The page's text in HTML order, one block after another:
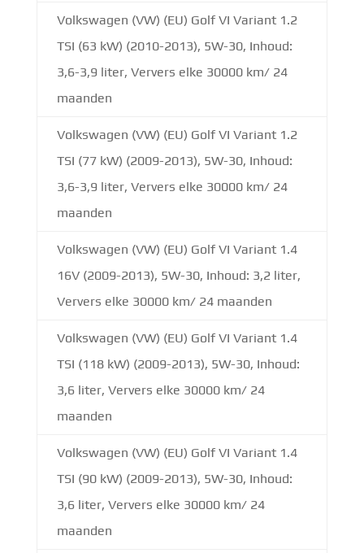
Volkswagen (VW) (EU) Golf VI Variant 1.2
TSI (63 kW) (2010-2013), 5W-30, Inhoud:
3,6-3,9 liter, Ververs elke 30000 km/ 24
maanden
Volkswagen (VW) (EU) Golf VI Variant 1.2
TSI (77 kW) (2009-2013), 5W-30, Inhoud:
3,6-3,9 liter, Ververs elke 30000 km/ 24
maanden
Volkswagen (VW) (EU) Golf VI Variant 1.4
16V (2009-2013), 5W-30, Inhoud: 3,2 liter,
Ververs elke 30000 km/ 24 maanden
Volkswagen (VW) (EU) Golf VI Variant 1.4
TSI (118 kW) (2009-2013), 5W-30, Inhoud:
3,6 liter, Ververs elke 30000 km/ 24
maanden
Volkswagen (VW) (EU) Golf VI Variant 1.4
TSI (90 kW) (2009-2013), 5W-30, Inhoud:
3,6 liter, Ververs elke 30000 km/ 24
maanden